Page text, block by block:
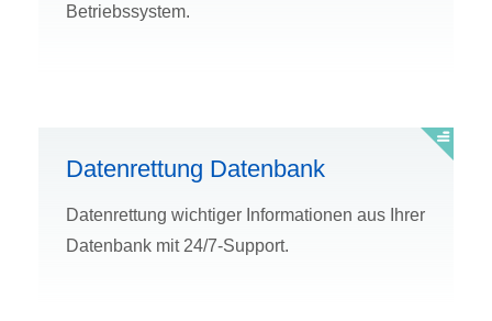
Betriebssystem.
Datenrettung Datenbank
Datenrettung wichtiger Informationen aus Ihrer
Datenbank mit 24/7-Support.